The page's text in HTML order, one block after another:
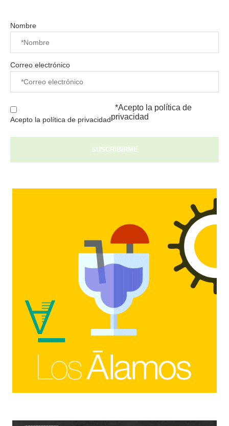
Nombre
Correo electrónico
Acepto la política de privacidad
*Acepto la política de
privacidad